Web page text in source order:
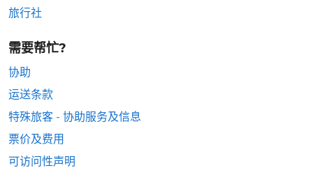
旅行社
需要帮忙?
协助
运送条款
特殊旅客 - 协助服务及信息
票价及费用
可访问性声明